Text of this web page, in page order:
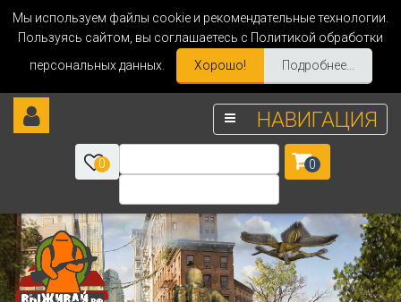
Мы используем файлы cookie и рекомендательные технологии.
Пользуясь сайтом, вы соглашаетесь с Политикой обработки
персональных данных.
Хорошо! Подробнее...
НАВИГАЦИЯ
0 0